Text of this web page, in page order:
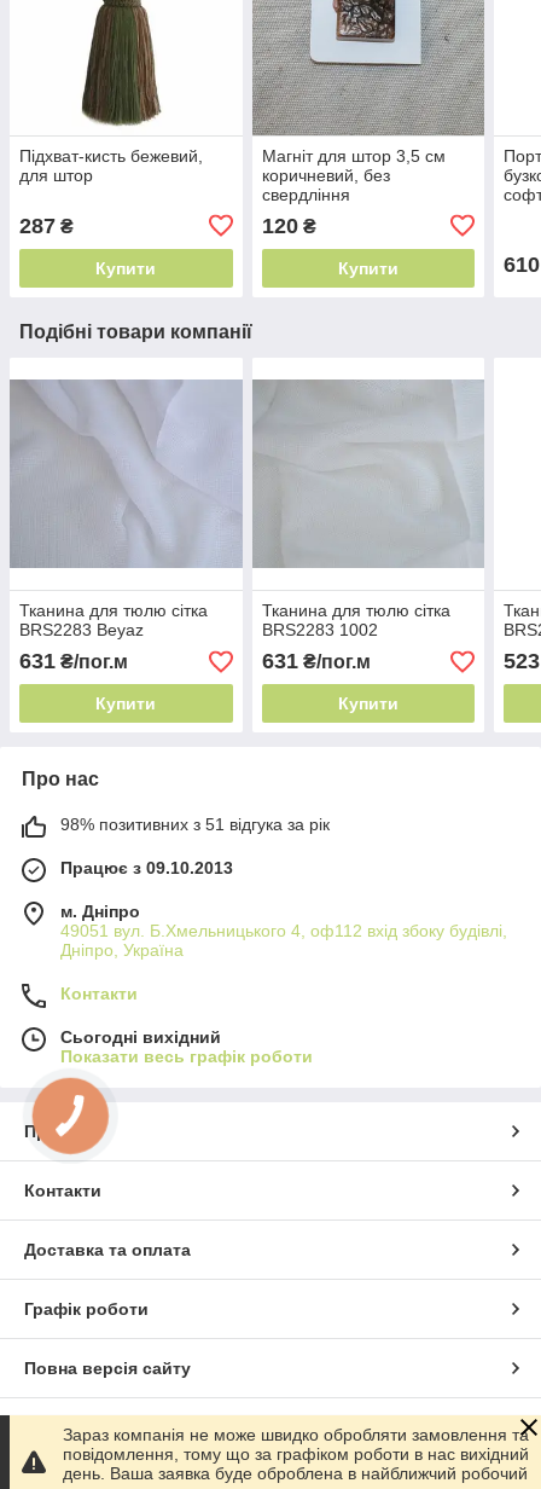
Підхват-кисть бежевий,
для штор
287 ₴
Купити
Магніт для штор 3,5 см
коричневий, без
свердління
120₴
Купити 610
Подібні товари компанії
Тканина для тюлю сітка
BRS2283 Beyaz
631 ₴/пог.м
Купити
Тканина для тюлю сітка
BRS2283 1002
631₴/пог.м
Купити
523
Про нас
98% позитивних з 51 відгука за рік
Працює з 09.10.2013
м. Дніпро
49051 вул. Б.Хмельницького 4, оф112 вхід збоку будівлі,
Дніпро, Україна
Контакти
Сьогодні вихідний
Показати весь графік роботи
Про нас
Контакти
Доставка та оплата
Графік роботи
Повна версія сайту
Сайт створено на маркетплейсіProm.ua
Зараз компанія не може швидко обробляти замовлення та
повідомлення, тому що за графіком роботи в нас вихідний
день. Ваша заявка буде оброблена в найближчий робочий